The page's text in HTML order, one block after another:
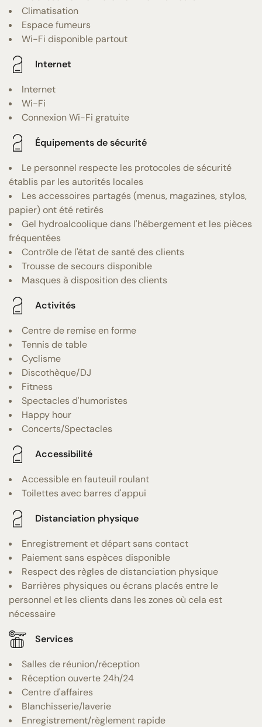
Climatisation
Espace fumeurs
Wi-Fi disponible partout
Internet
Internet
Wi-Fi
Connexion Wi-Fi gratuite
Équipements de sécurité
Le personnel respecte les protocoles de sécurité
établis par les autorités locales
Les accessoires partagés (menus, magazines, stylos,
papier) ont été retirés
Gel hydroalcoolique dans l'hébergement et les pièces
fréquentées
Contrôle de l'état de santé des clients
Trousse de secours disponible
Masques à disposition des clients
Activités
Centre de remise en forme
Tennis de table
Cyclisme
Discothèque/DJ
Fitness
Spectacles d'humoristes
Happy hour
Concerts/Spectacles
Accessibilité
Accessible en fauteuil roulant
Toilettes avec barres d'appui
Distanciation physique
Enregistrement et départ sans contact
Paiement sans espèces disponible
Respect des règles de distanciation physique
Barrières physiques ou écrans placés entre le
personnel et les clients dans les zones où cela est
nécessaire
Services
Salles de réunion/réception
Réception ouverte 24h/24
Centre d'affaires
Blanchisserie/laverie
Enregistrement/règlement rapide